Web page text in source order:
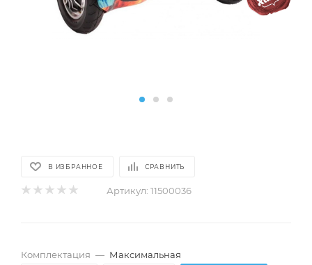
В ИЗБРАННОЕ СРАВНИТЬ
Артикул: 11500036
Комплектация — Максимальная